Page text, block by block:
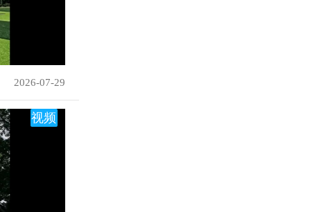
2026-07-29
视频